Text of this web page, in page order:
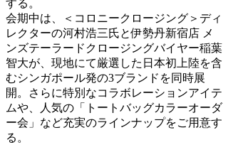
する。
会期中は、＜コロニークロージング＞ディ
レクターの河村浩三氏と伊勢丹新宿店 メ
ンズテーラードクロージングバイヤー稲葉
智大が、現地にて厳選した日本初上陸を含
むシンガポール発の3ブランドを同時展
開。さらに特別なコラボレーションアイテ
ムや、人気の「トートバッグカラーオーダ
ー会」など充実のラインナップをご用意す
る。